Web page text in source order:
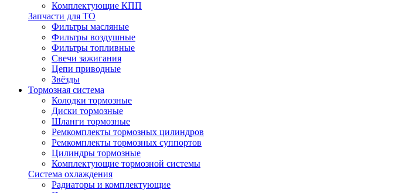
Комплектующие КПП
Запчасти для ТО
Фильтры масляные
Фильтры воздушные
Фильтры топливные
Свечи зажигания
Цепи приводные
Звёзды
Тормозная система
Колодки тормозные
Диски тормозные
Шланги тормозные
Ремкомплекты тормозных цилиндров
Ремкомплекты тормозных суппортов
Цилиндры тормозные
Комплектующие тормозной системы
Система охлаждения
Радиаторы и комплектующие